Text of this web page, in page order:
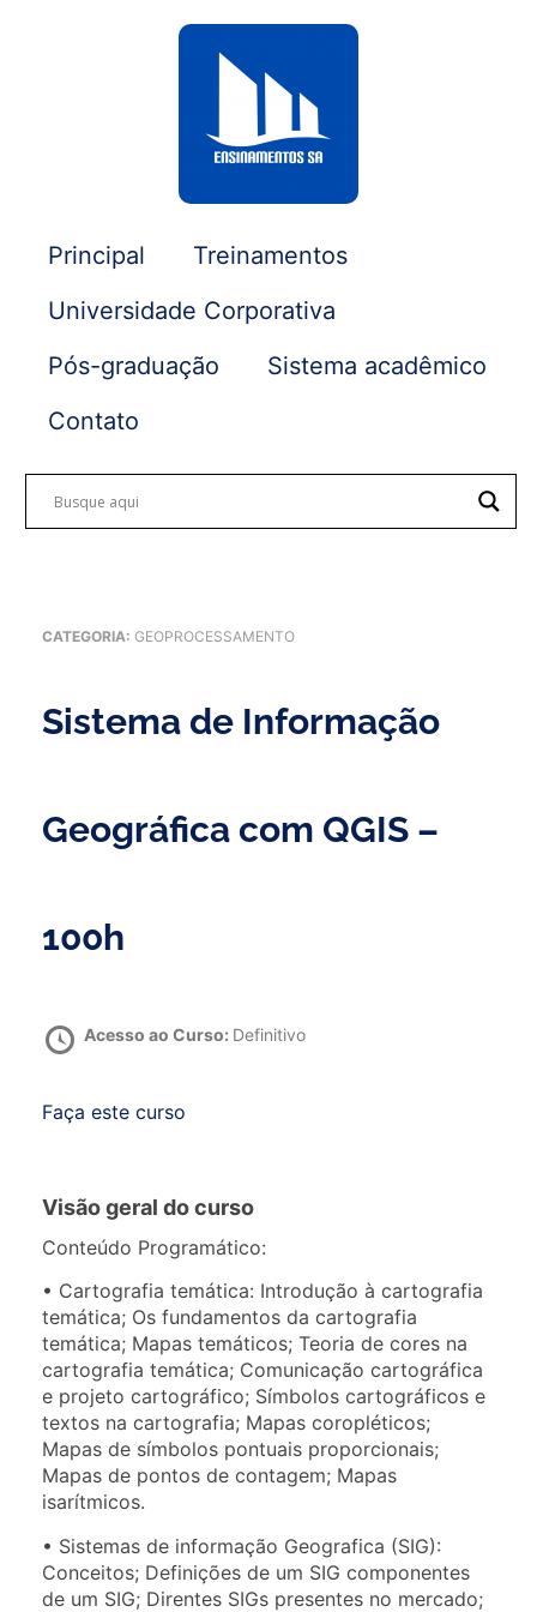
Principal
Treinamentos
Universidade Corporativa
Pós-graduação
Sistema acadêmico
Contato
CATEGORIA: GEOPROCESSAMENTO
Sistema de Informação
Geográfica com QGIS –
100h
Acesso ao Curso: Definitivo
Faça este curso
Visão geral do curso
Conteúdo Programático:
• Cartografia temática: Introdução à cartografia
temática; Os fundamentos da cartografia
temática; Mapas temáticos; Teoria de cores na
cartografia temática; Comunicação cartográfica
e projeto cartográfico; Símbolos cartográficos e
textos na cartografia; Mapas coropléticos;
Mapas de símbolos pontuais proporcionais;
Mapas de pontos de contagem; Mapas
isarítmicos.
• Sistemas de informação Geografica (SIG):
Conceitos; Definições de um SIG componentes
de um SIG; Direntes SIGs presentes no mercado;